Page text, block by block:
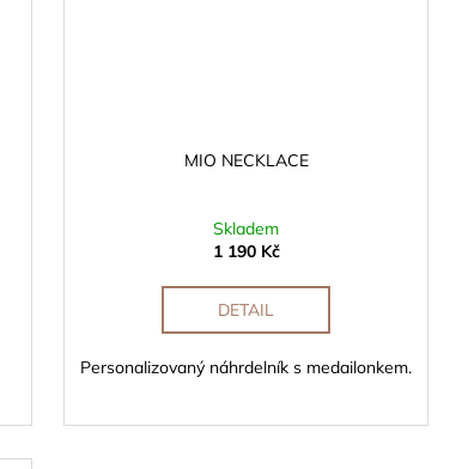
MIO NECKLACE
Skladem
1 190 Kč
DETAIL
Personalizovaný náhrdelník s medailonkem.